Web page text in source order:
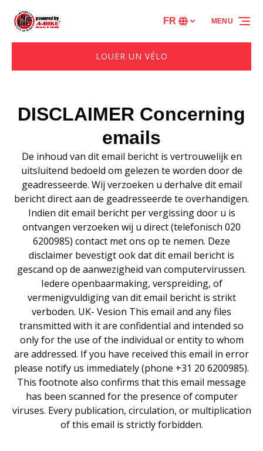
Aller à la navigation principale
Aller au contenu
Aller au pied de page
Sélectionnez
votre
FR
LOUER UN VÉLO
MENU
DISCLAIMER Concerning
emails
De inhoud van dit email bericht is vertrouwelijk en
uitsluitend bedoeld om gelezen te worden door de
geadresseerde. Wij verzoeken u derhalve dit email
bericht direct aan de geadresseerde te overhandigen.
Indien dit email bericht per vergissing door u is
ontvangen verzoeken wij u direct (telefonisch 020
6200985) contact met ons op te nemen. Deze
disclaimer bevestigt ook dat dit email bericht is
gescand op de aanwezigheid van computervirussen.
Iedere openbaarmaking, verspreiding, of
vermenigvuldiging van dit email bericht is strikt
verboden. UK- Vesion This email and any files
transmitted with it are confidential and intended so
only for the use of the individual or entity to whom
are addressed. If you have received this email in error
please notify us immediately (phone +31 20 6200985).
This footnote also confirms that this email message
has been scanned for the presence of computer
viruses. Every publication, circulation, or multiplication
of this email is strictly forbidden.